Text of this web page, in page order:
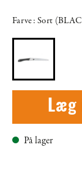
Farve: Sort
Læg
På lager